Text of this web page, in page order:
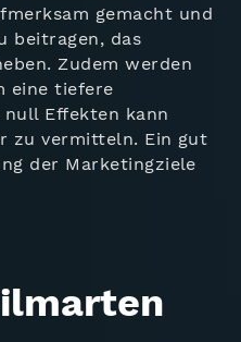
gemacht und
beitragen, das
Zudem werden
eine tiefere
Effekten kann
zu vermitteln. Ein gut
der Marketingziele